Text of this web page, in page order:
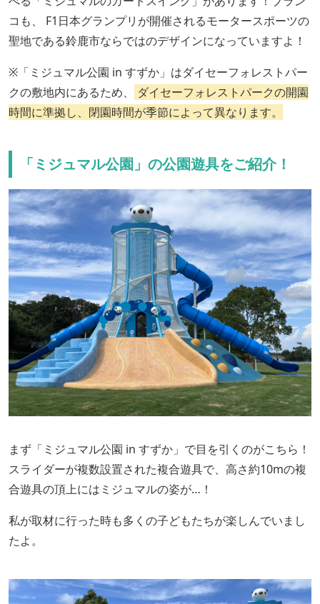
コも、 F1日本グランプリが開催されるモータースポーツの
聖地である鈴鹿市ならではのデザインになっていますよ！
※「ミジュマル公園 in すずか」はダイセーフォレストパー
クの敷地内にあるため、
ダイセーフォレストパークの開園
時間に準拠し、閉園時間が季節によって異なります。
「ミジュマル公園」の公園遊具をご紹介！
まず「ミジュマル公園 in すずか」で目を引くのがこちら！
スライダーが複数設置された複合遊具で、高さ約10mの複
合遊具の頂上にはミジュマルの姿が…！
私が取材に行った時も多くの子どもたちが楽しんでいまし
たよ。